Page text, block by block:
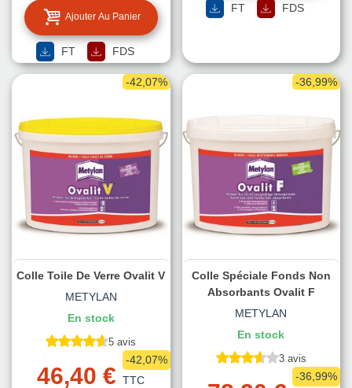
Ajouter Au Panier
FT FDS
FT FDS
-42,07%
Colle Toile De Verre Ovalit V
METYLAN
En stock
5 avis
46,40 € TTC
-42,07%
-36,99%
Colle Spéciale Fonds Non
Absorbants Ovalit F
METYLAN
En stock
3 avis
-36,99%